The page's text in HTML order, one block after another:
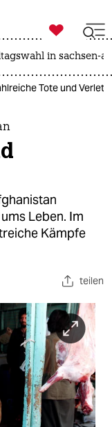

taz zahl ich
in sachsen-
Tote und
Leben. Im
Kämpfe
teilen